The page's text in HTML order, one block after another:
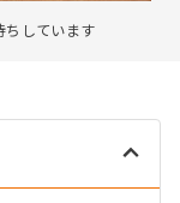
ちしています